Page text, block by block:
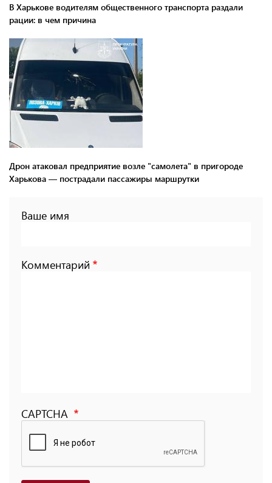
В Харькове водителям общественного транспорта раздали
рации: в чем причина
Дрон атаковал предприятие возле "самолета" в пригороде
Харькова — пострадали пассажиры маршрутки
Ваше имя
Комментарий
CAPTCHA